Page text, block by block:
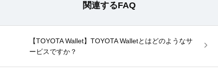
関連するFAQ
【TOYOTA Wallet】TOYOTA Walletとはどのようなサ
ービスですか？